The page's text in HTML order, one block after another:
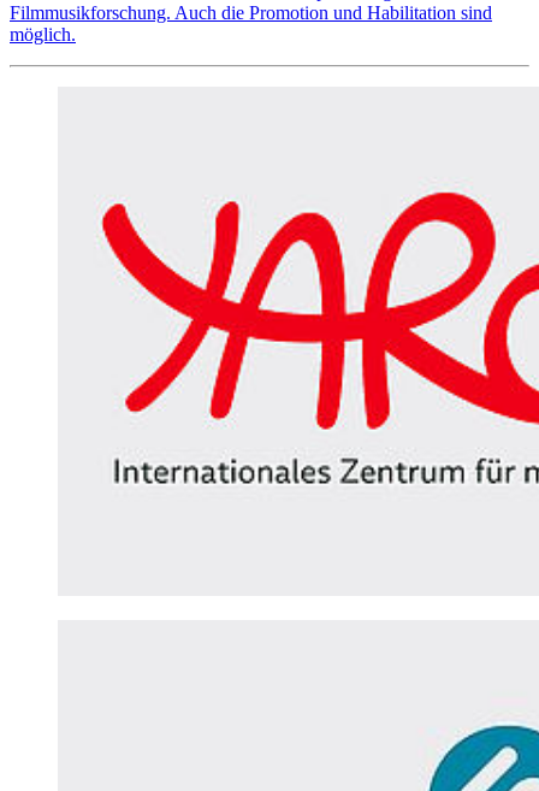
Filmmusikforschung. Auch die Promotion und Habilitation sind
möglich.